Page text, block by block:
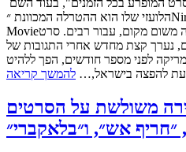
הלועזי שלו הוא ההטרלה המכוונת ״Nirvanna the Band the Show the
Movie״, הוא סוג של הפתעה שהגיעה משום מקום, עבור רבים. סרט
נערך קצת מחדש אחרי התגובות של
לפני מספר חודשים, הפך ללהיט
להפצה בישראל,… להמשך קריאה
משולשת על הסרטים
״חריף אש״, ו״בלאקברי״